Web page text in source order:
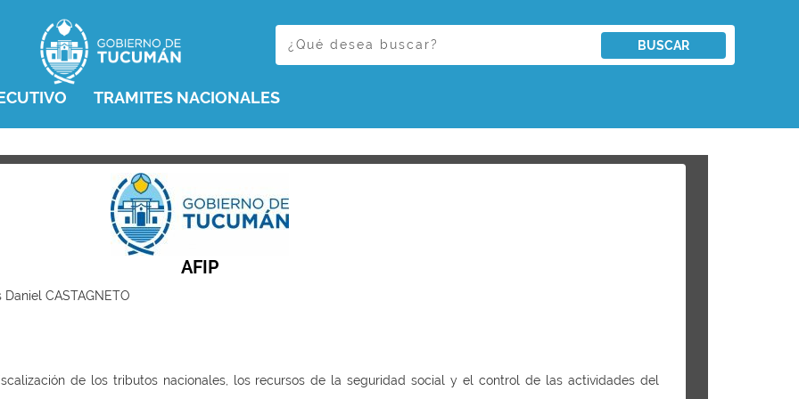
BUSCAR
TRAMITES NACIONALES
AFIP
CASTAGNETO
de los tributos nacionales, los recursos de la seguridad social y el control de las actividades del